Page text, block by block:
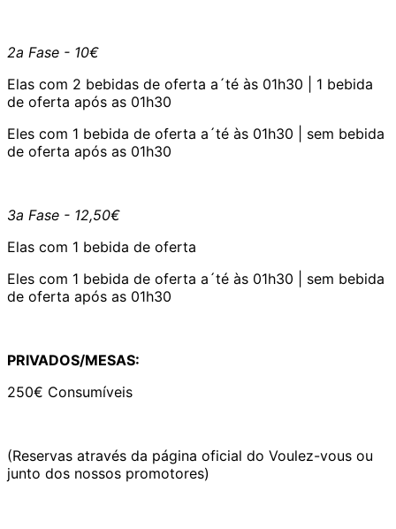
2a Fase - 10€
Elas com 2 bebidas de oferta a´té às 01h30 | 1 bebida
de oferta após as 01h30
Eles com 1 bebida de oferta a´té às 01h30 | sem bebida
de oferta após as 01h30
3a Fase - 12,50€
Elas com 1 bebida de oferta
Eles com 1 bebida de oferta a´té às 01h30 | sem bebida
de oferta após as 01h30
PRIVADOS/MESAS:
250€ Consumíveis
(Reservas através da página oficial do Voulez-vous ou
junto dos nossos promotores)